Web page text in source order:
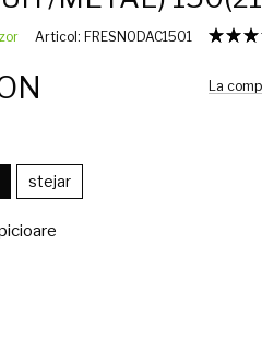
Articol: FRESNODAC1501
La
stejar